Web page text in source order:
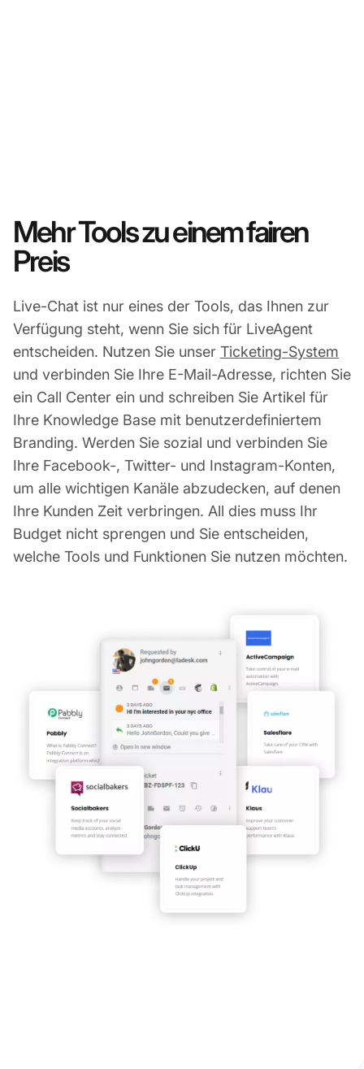
Mehr Tools zu einem fairen
Preis
Live-Chat ist nur eines der Tools, das Ihnen zur
Verfügung steht, wenn Sie sich für LiveAgent
entscheiden. Nutzen Sie unser Ticketing-System
und verbinden Sie Ihre E-Mail-Adresse, richten Sie
ein Call Center ein und schreiben Sie Artikel für
Ihre Knowledge Base mit benutzerdefiniertem
Branding. Werden Sie sozial und verbinden Sie
Ihre Facebook-, Twitter- und Instagram-Konten,
um alle wichtigen Kanäle abzudecken, auf denen
Ihre Kunden Zeit verbringen. All dies muss Ihr
Budget nicht sprengen und Sie entscheiden,
welche Tools und Funktionen Sie nutzen möchten.